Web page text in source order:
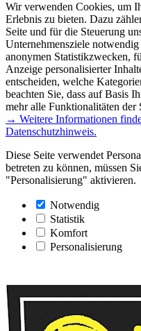
Wir verwenden Cookies, um
Erlebnis zu bieten. Dazu
Seite und für die Steuerung
Unternehmensziele
anonymen Statistikzwecken,
Anzeige personalisierter
entscheiden, welche
beachten Sie, dass auf Basis
mehr alle Funktionalitäten der
→ Weitere Informationen
Datenschutzhinweis.
Diese Seite verwendet
betreten zu können, müssen
"Personalisierung" aktivieren.
Notwendig
Statistik
Komfort
Personalisierung